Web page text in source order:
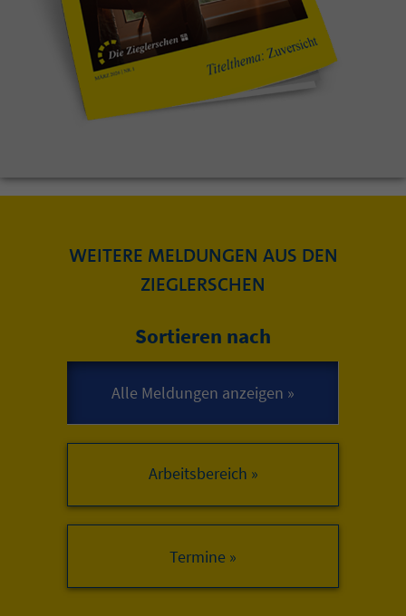
WEITERE MELDUNGEN AUS DEN
ZIEGLERSCHEN
Sortieren nach
Arbeitsbereich »